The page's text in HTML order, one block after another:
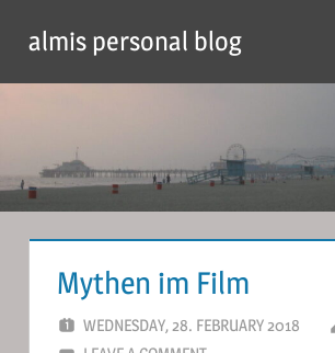
content
almis personal blog
Mythen im Film
WEDNESDAY, 28. FEBRUARY 2018